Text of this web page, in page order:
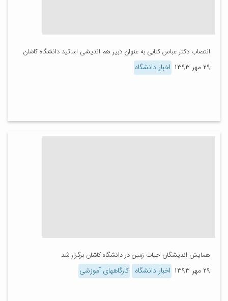
انتصاب دکتر عباس کتابی به عنوان دبیر هم اندیشی اساتید دانشگاه کاشان
۲۹ مهر ۱۳۹۳ اخبار دانشگاه
همایش اندیشگان حیات زمین در دانشگاه کاشان برگزار شد
۲۹ مهر ۱۳۹۳ اخبار دانشگاه کارگاههای آموزشی